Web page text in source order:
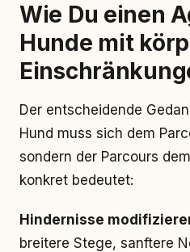
Wie Du einen
Hunde mit
Der entscheidende
Hund muss sich dem
sondern der Parcours
konkret bedeutet:
Hindernisse
breitere Stege, sanftere